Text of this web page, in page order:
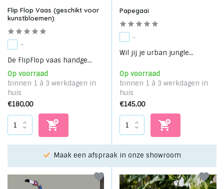
Flip Flop Vaas (geschikt voor
kunstbloemen)
-
De FlipFlop vaas handge...
Op voorraad
binnen 1 à 3 werkdagen in
huis
€180,00
Papegaai
-
Wil jij je urban jungle...
Op voorraad
binnen 1 à 3 werkdagen in
huis
€145,00
een afspraak in onze showroom